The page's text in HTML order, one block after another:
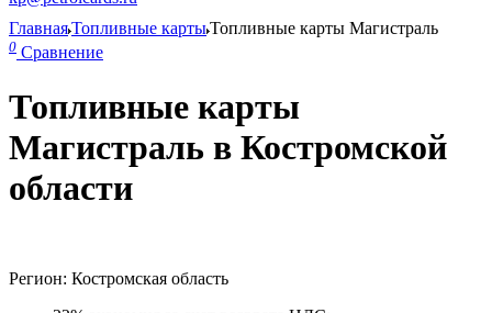
ГлавнаяТопливные картыТопливные карты Магистраль
0 Сравнение
Топливные карты
Магистраль в Костромской
области
Регион: Костромская область